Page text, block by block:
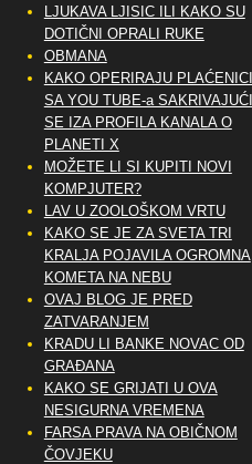
LJUKAVA LJISIC ILI KAKO SU
DOTIČNI OPRALI RUKE
OBMANA
KAKO OPERIRAJU PLAĆENICI
SA YOU TUBE-a SAKRIVAJUĆI
SE IZA PROFILA KANALA O
PLANETI X
MOŽETE LI SI KUPITI NOVI
KOMPJUTER?
LAV U ZOOLOŠKOM VRTU
KAKO SE JE ZA SVETA TRI
KRALJA POJAVILA OGROMNA
KOMETA NA NEBU
OVAJ BLOG JE PRED
ZATVARANJEM
KRADU LI BANKE NOVAC OD
GRAĐANA
KAKO SE GRIJATI U OVA
NESIGURNA VREMENA
FARSA PRAVA NA OBIČNOM
ČOVJEKU